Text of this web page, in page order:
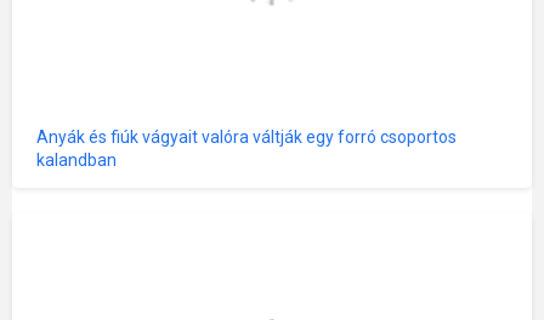
Anyák és fiúk vágyait valóra váltják egy forró csoportos
kalandban